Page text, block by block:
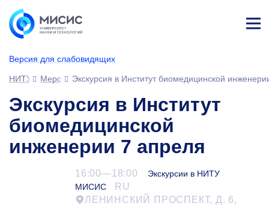
Версия для слабовидящих
ине
НИТУ МИСИСМероприятияЭкскурсия в Институт биомедицинской
Экскурсия в Институт
биомедицинской
инженерии 7 апреля
16:00—18:00
Экскурсии в НИТУ
МИСИС
RU
ЛЕНИНСКИЙ ПРОСПЕКТ, Д. 6,